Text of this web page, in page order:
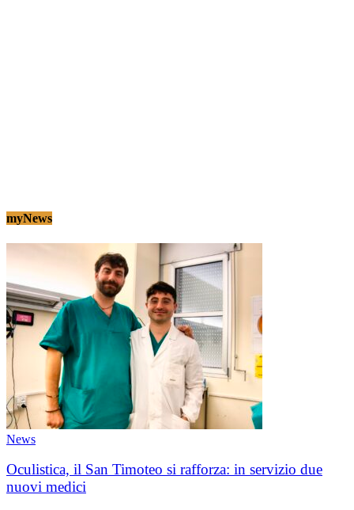
myNews
News
Oculistica, il San Timoteo si rafforza: in servizio due
nuovi medici